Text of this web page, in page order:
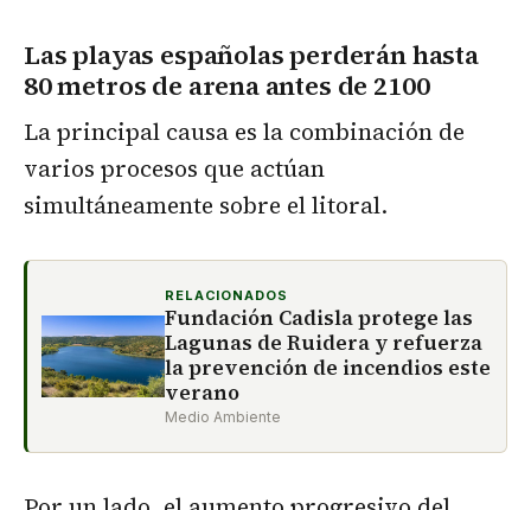
Las playas españolas perderán hasta
80 metros de arena antes de 2100
La principal causa es la combinación de
varios procesos que actúan
simultáneamente sobre el litoral.
RELACIONADOS
Fundación Cadisla protege las
Lagunas de Ruidera y refuerza
la prevención de incendios este
verano
Medio Ambiente